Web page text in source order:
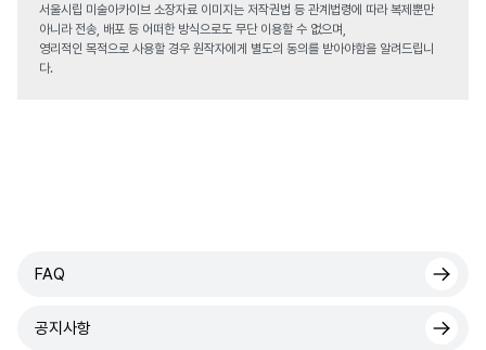
서울시립 미술아카이브 소장자료 이미지는 저작권법 등 관계법령에 따라 복제뿐만
아니라 전송, 배포 등 어떠한 방식으로도 무단 이용할 수 없으며,
영리적인 목적으로 사용할 경우 원작자에게 별도의 동의를 받아야함을 알려드립니
다.
FAQ
공지사항